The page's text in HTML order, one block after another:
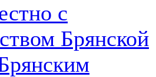
с
Брянской